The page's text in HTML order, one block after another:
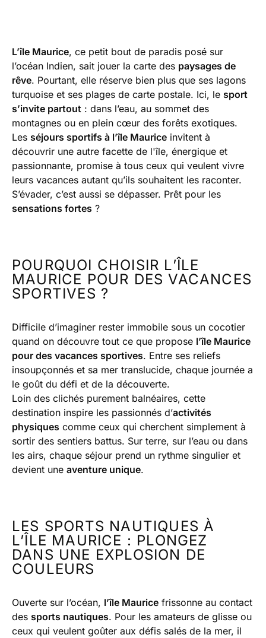
L’île Maurice, ce petit bout de paradis posé sur
l’océan Indien, sait jouer la carte des paysages de
rêve. Pourtant, elle réserve bien plus que ses lagons
turquoise et ses plages de carte postale. Ici, le sport
s’invite partout : dans l’eau, au sommet des
montagnes ou en plein cœur des forêts exotiques.
Les séjours sportifs à l’île Maurice invitent à
découvrir une autre facette de l'île, énergique et
passionnante, promise à tous ceux qui veulent vivre
leurs vacances autant qu’ils souhaitent les raconter.
S’évader, c’est aussi se dépasser. Prêt pour les
sensations fortes ?
POURQUOI CHOISIR L’ÎLE
MAURICE POUR DES VACANCES
SPORTIVES ?
Difficile d’imaginer rester immobile sous un cocotier
quand on découvre tout ce que propose l’île Maurice
pour des vacances sportives. Entre ses reliefs
insoupçonnés et sa mer translucide, chaque journée a
le goût du défi et de la découverte.
Loin des clichés purement balnéaires, cette
destination inspire les passionnés d’activités
physiques comme ceux qui cherchent simplement à
sortir des sentiers battus. Sur terre, sur l’eau ou dans
les airs, chaque séjour prend un rythme singulier et
devient une aventure unique.
LES SPORTS NAUTIQUES À
L’ÎLE MAURICE : PLONGEZ
DANS UNE EXPLOSION DE
COULEURS
Ouverte sur l’océan, l’île Maurice frissonne au contact
des sports nautiques. Pour les amateurs de glisse ou
ceux qui veulent goûter aux défis salés de la mer, il